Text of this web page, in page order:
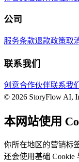
公司
服务条款退款政策取
联系我们
创意合作伙伴联系我们
© 2026 StoryFlow AI,
本网站使用
你所在地区的营销标
还会使用基础 Cookie